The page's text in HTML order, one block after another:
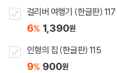
걸리버 여행기 (한글판) 117
6% 1,390원
인형의 집 (한글판) 115
9% 900원